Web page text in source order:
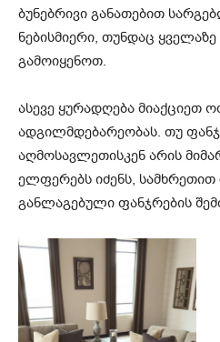
ბუნებრივი განათებით
ნებისმიერი, თუნდაც
გამოიყენოთ.
ასევე ყურადღება მიაქციეთ
ადგილმდებარეობას. თუ
აღმოსავლეთისკენ არის
ელფერებს იძენს,
განლაგებული ფანჯრების